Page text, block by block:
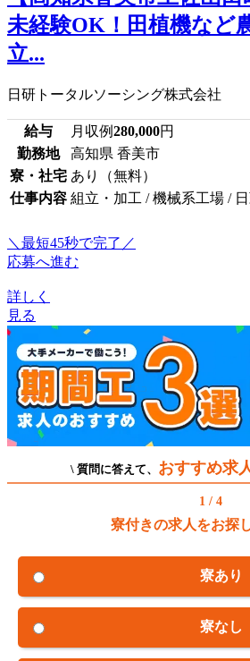
未経験OK！田植機など
立...
日研トータルソーシング株式会社
給与 月収例280,000円
勤務地
高知県 香美市
寮・社宅 あり（無料）
仕事内容 組立・加工 / 機械系工場 /
＼最短45秒で完了／
応募へ進む
詳しく
見る
\ 質問に答えて、 おすすめ求
1 / 4
寮付きの求人をお探
寮あり
寮なし